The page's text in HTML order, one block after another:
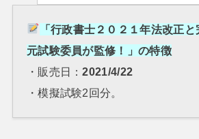
「行政書士２０２１年法改正
元試験委員が監修！」の特徴
・販売日：2021/4/22
・模擬試験2回分。